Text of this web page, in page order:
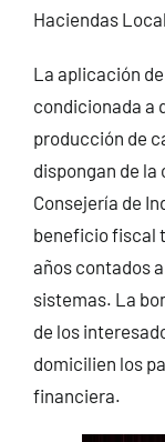
Haciendas
La aplicación
condicionada a
producción de
dispongan de
Consejería de
beneficio fiscal
años contados
sistemas. La
de los
domicilien los
financiera.